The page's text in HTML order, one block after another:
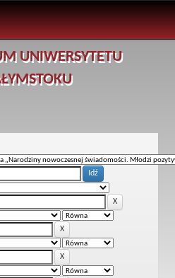
UNIWERSYTETU